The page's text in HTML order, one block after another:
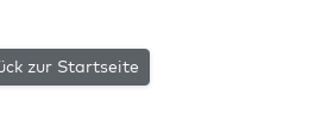
zur Startseite